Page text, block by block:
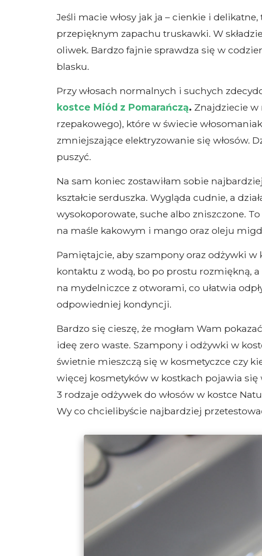
Jeśli macie włosy jak ja – cienkie i
przepięknym zapachu truskawki. W
oliwek. Bardzo fajnie sprawdza się w
blasku.
Przy włosach normalnych i suchych
kostce Miód z Pomarańczą. Znajdziecie w
rzepakowego), które w świecie
zmniejszające elektryzowanie się włosów.
puszyć.
Na sam koniec zostawiłam sobie
kształcie serduszka. Wygląda cudnie, a
wysokoporowate, suche albo zniszczone. To
na maśle kakowym i mango oraz oleju
Pamiętajcie, aby szampony oraz odżywki
kontaktu z wodą, bo po prostu rozmiękną,
na mydelniczce z otworami, co ułatwia
odpowiedniej kondyncji.
Bardzo się cieszę, że mogłam Wam
ideę zero waste. Szampony i odżywki w
świetnie mieszczą się w kosmetyczce czy
więcej kosmetyków w kostkach pojawia
3 rodzaje odżywek do włosów w kostce
Wy co chcielibyście najbardziej